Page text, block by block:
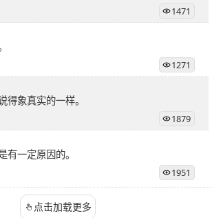
1471
1271
得象真实的一样。
1879
有一定原因的。
1951
点击加载更多